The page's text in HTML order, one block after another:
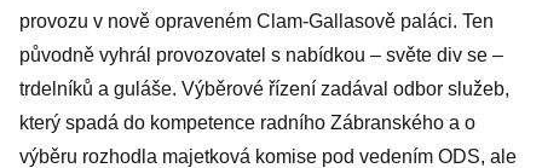
provozu v nově opraveném Clam-Gallasově paláci. Ten
původně vyhrál provozovatel s nabídkou – světe div se –
trdelníků a guláše. Výběrové řízení zadával odbor služeb,
který spadá do kompetence radního Zábranského a o
výběru rozhodla majetková komise pod vedením ODS, ale